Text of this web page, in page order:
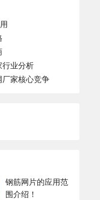
行业分析
家核心竞争
钢筋网片的应用范
围介绍！